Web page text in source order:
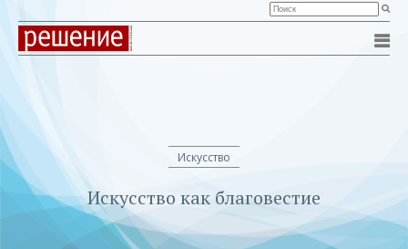
Искусство
Искусство как благовестие